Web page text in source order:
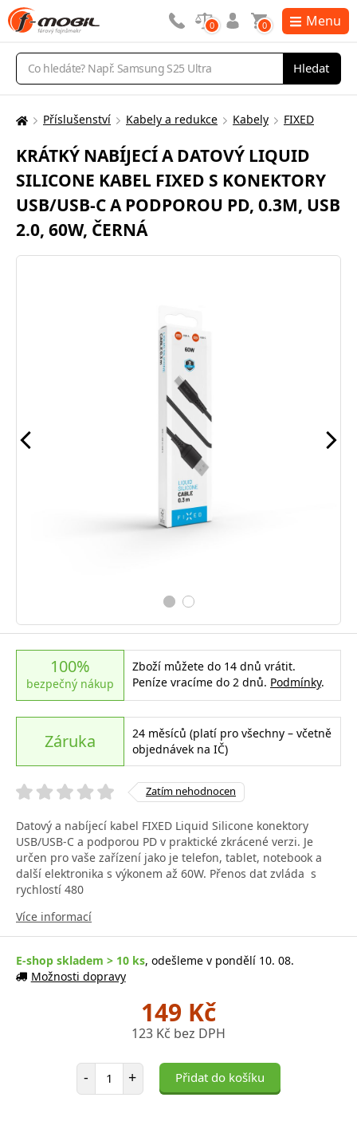
Vyhledávání
Hledat
0 0 Menu
Zde
nacházíte:
Příslušenství Kabely a redukce Kabely FIXED
KRÁTKÝ NABÍJECÍ A DATOVÝ LIQUID
SILICONE KABEL FIXED S KONEKTORY
USB/USB-C A PODPOROU PD, 0.3M, USB
2.0, 60W, ČERNÁ
100%
bezpečný nákup
Zboží můžete do 14 dnů vrátit.
Peníze vracíme do 2 dnů. Podmínky.
Záruka
24 měsíců (platí pro všechny – včetně
objednávek na IČ)
Zatím nehodnocen
Datový a nabíjecí kabel FIXED Liquid Silicone konektory
USB/USB-C a podporou PD v praktické zkrácené verzi. Je
určen pro vaše zařízení jako je telefon, tablet, notebook a
další elektronika s výkonem až 60W. Přenos dat zvláda s
rychlostí 480
Více informací
E-shop skladem > 10 ks, odešleme v pondělí 10. 08.
Možnosti dopravy
149 Kč
123 Kč bez DPH
- Počet položek
+ Přidat do košíku